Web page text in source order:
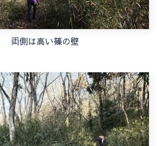
両側は高い篠の壁